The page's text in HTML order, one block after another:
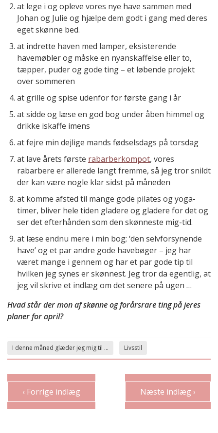
at lege i og opleve vores nye have sammen med
Johan og Julie og hjælpe dem godt i gang med deres
eget skønne bed.
at indrette haven med lamper, eksisterende
havemøbler og måske en nyanskaffelse eller to,
tæpper, puder og gode ting – et løbende projekt
over sommeren
at grille og spise udenfor for første gang i år
at sidde og læse en god bog under åben himmel og
drikke iskaffe imens
at fejre min dejlige mands fødselsdags på torsdag
at lave årets første rabarberkompot, vores
rabarbere er allerede langt fremme, så jeg tror snildt
der kan være nogle klar sidst på måneden
at komme afsted til mange gode pilates og yoga-
timer, bliver hele tiden gladere og gladere for det og
ser det efterhånden som den skønneste mig-tid.
at læse endnu mere i min bog; ‘den selvforsynende
have’ og et par andre gode havebøger – jeg har
været mange i gennem og har et par gode tip til
hvilken jeg synes er skønnest. Jeg tror da egentlig, at
jeg vil skrive et indlæg om det senere på ugen …
Hvad står der mon af skønne og forårsrare ting på jeres
planer for april?
I denne måned glæder jeg mig til ... Livsstil
‹ Forrige indlæg Næste indlæg ›